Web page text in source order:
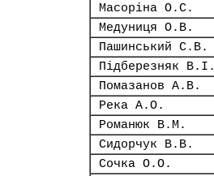
Масоріна О.С.
Медуниця О.В.
Пашинський С.В.
Підберезняк В.І.
Помазанов А.В.
Река А.О.
Романюк В.М.
Сидорчук В.В.
Сочка О.О.